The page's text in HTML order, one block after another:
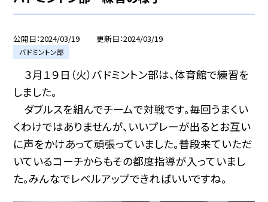
公開日 2024/03/19 更新日 2024/03/19
バドミントン部
３月１９日（火）バドミントン部は、体育館で練習を
しました。
ダブルスを組んでチームで対戦です。毎回うまくい
くわけではありませんが、いいプレーが出るとお互い
に声をかけあって頑張っていました。普段来ていただ
いているコーチからもその都度指導が入っていまし
た。みんなでレベルアップできればいいですね。